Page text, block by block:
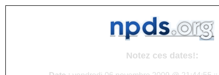
Notez ces dates!: